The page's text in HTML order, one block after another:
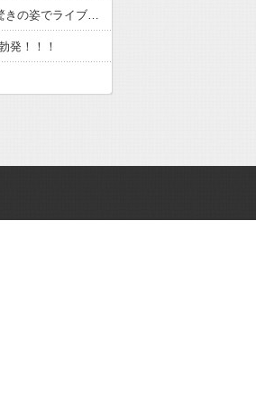
｢ブラとパンツを忘れ…」アイドルが驚きの姿でライブ出演！！！
発！！！